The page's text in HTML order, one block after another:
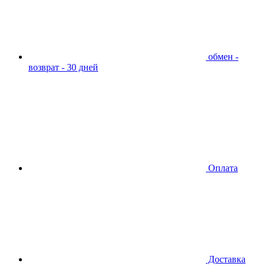
обмен -
возврат - 30 дней
Оплата
Доставка